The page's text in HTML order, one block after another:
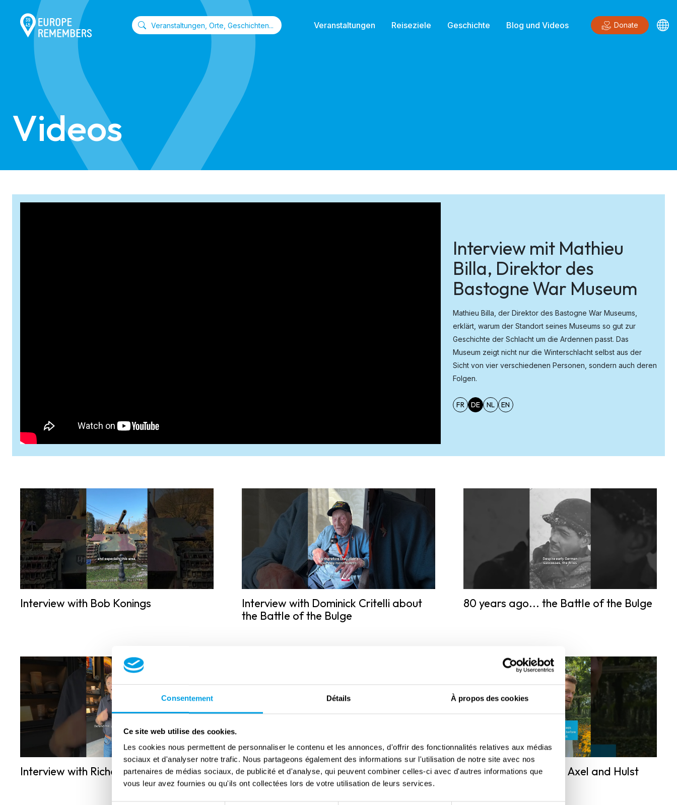
Consentement Détails À propos des cookies
Ce site web utilise des cookies.
Les cookies nous permettent de personnaliser le contenu et les annonces, d'offrir des fonctionnalités relatives aux médias
sociaux et d'analyser notre trafic. Nous partageons également des informations sur l'utilisation de notre site avec nos
partenaires de médias sociaux, de publicité et d'analyse, qui peuvent combiner celles-ci avec d'autres informations que
vous leur avez fournies ou qu'ils ont collectées lors de votre utilisation de leurs services.
Veranstaltungen Reiseziele Geschichte Blog und Videos Donate
Videos
Interview mit Mathieu
Billa, Direktor des
Bastogne War Museum
Mathieu Billa, der Direktor des Bastogne War Museums,
erklärt, warum der Standort seines Museums so gut zur
Geschichte der Schlacht um die Ardennen passt. Das
Museum zeigt nicht nur die Winterschlacht selbst aus der
Sicht von vier verschiedenen Personen, sondern auch deren
Folgen.
FR DE NL EN
Interview with Bob Konings
Interview with Dominick Critelli about
the Battle of the Bulge
80 years ago... the Battle of the Bulge
Interview with Richard Tieskens Liberation Museum Zeeland Battle of the Scheldt Axel and Hulst